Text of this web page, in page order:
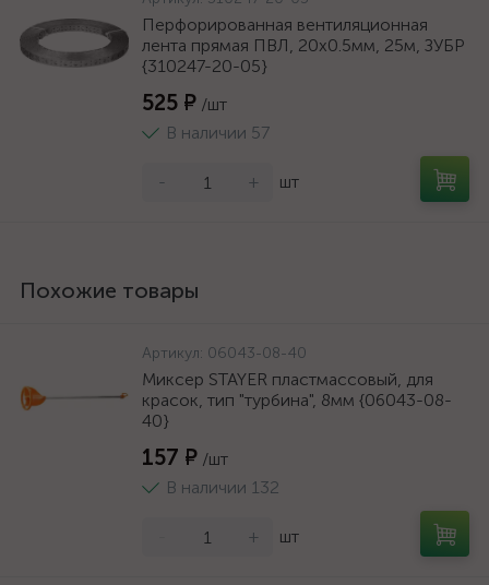
Перфорированная вентиляционная
лента прямая ПВЛ, 20х0.5мм, 25м, ЗУБР
{310247-20-05}
525 ₽ /шт
В наличии 57
- + шт
Похожие товары
Артикул: 06043-08-40
Миксер STAYER пластмассовый, для
красок, тип "турбина", 8мм {06043-08-
40}
157 ₽ /шт
В наличии 132
+ шт